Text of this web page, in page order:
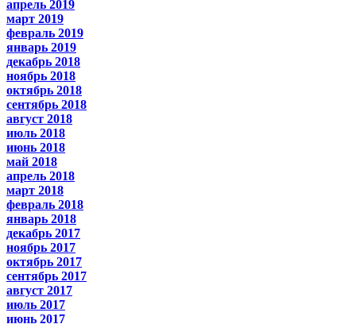
апрель 2019
март 2019
февраль 2019
январь 2019
декабрь 2018
ноябрь 2018
октябрь 2018
сентябрь 2018
август 2018
июль 2018
июнь 2018
май 2018
апрель 2018
март 2018
февраль 2018
январь 2018
декабрь 2017
ноябрь 2017
октябрь 2017
сентябрь 2017
август 2017
июль 2017
июнь 2017